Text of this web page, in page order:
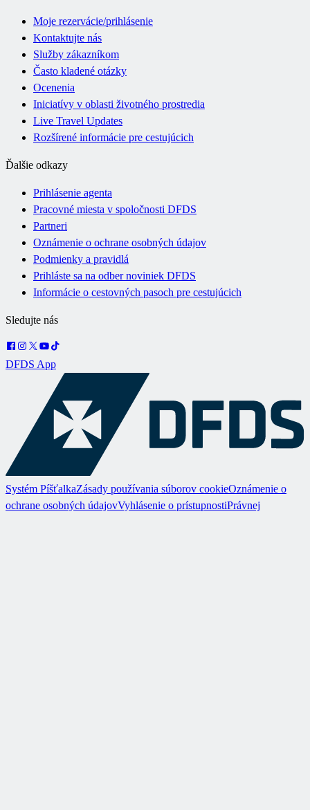
Moje rezervácie/prihlásenie
Kontaktujte nás
Služby zákazníkom
Často kladené otázky
Ocenenia
Iniciatívy v oblasti životného prostredia
Live Travel Updates
Rozšírené informácie pre cestujúcich
Ďalšie odkazy
Prihlásenie agenta
Pracovné miesta v spoločnosti DFDS
Partneri
Oznámenie o ochrane osobných údajov
Podmienky a pravidlá
Prihláste sa na odber noviniek DFDS
Informácie o cestovných pasoch pre cestujúcich
Sledujte nás
DFDS App
Systém PíšťalkaZásady používania súborov cookieOznámenie o
ochrane osobných údajovVyhlásenie o prístupnostiPrávnej